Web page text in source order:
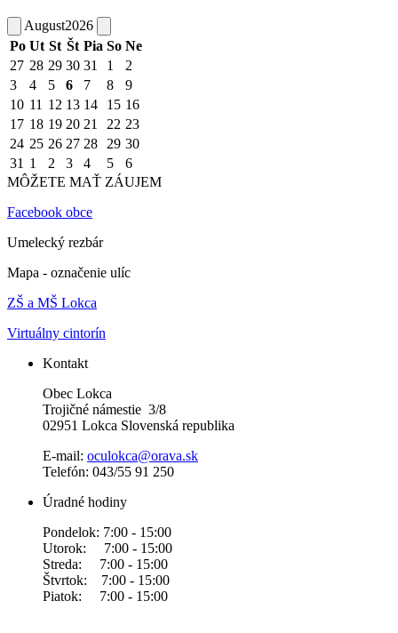
August2026
Po Ut St Št Pia So Ne
27 28 29 30 31 1
2
3
4 5 6 7 8
9
10 11 12 13 14 15 16
17 18 19 20 21 22 23
24 25 26 27 28 29 30
31 1 2 3 4 5
6
MÔŽETE MAŤ ZÁUJEM
Facebook obce
Umelecký rezbár
Mapa - označenie ulíc
ZŠ a MŠ Lokca
Virtuálny cintorín
Kontakt
Obec Lokca
Trojičné námestie 3/8
02951 Lokca Slovenská republika
E-mail: oculokca@orava.sk
Telefón: 043/55 91 250
Úradné hodiny
Pondelok: 7:00 - 15:00
Utorok: 7:00 - 15:00
Streda: 7:00 - 15:00
Štvrtok: 7:00 - 15:00
Piatok: 7:00 - 15:00